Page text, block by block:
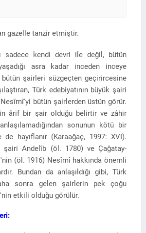
gazelle tanzir etmiştir.
sadece kendi devri ile değil, bütün
asra kadar inceden inceye
şairleri süzgeçten geçirircesine
Türk edebiyatının büyük şairi
bütün şairlerden üstün görür.
ârif bir şair olduğu belirtir ve zâhir
sonunun kötü bir
hayıflanır (Karaağaç, 1997: XVI).
şairi Andelîb (öl. 1780) ve Çağatay-
(öl. 1916) Nesîmî hakkında önemli
Bundan da anlaşıldığı gibi, Türk
sonra gelen şairlerin pek çoğu
etkili olduğu görülür.